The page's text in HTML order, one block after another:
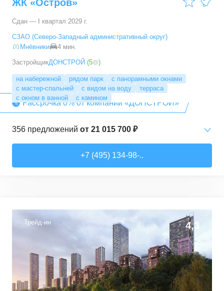
ЖК «Остров»
Сдан — I квартал 2029 г.
СЗАО (Северо-Западный административный округ)
Мнёвники
4 мин.
ЗастройщикДОНСТРОЙ (5 )
на набережной рядом парк
с панорамными окнами
с мастер-спальней
с видом на воду
терраса
с окном в ванной
с камином
Рассрочка 0% от компании «ДОНСТРОЙ»
356 предложений от 21 015 700 ₽
2-комн. кв. от 42 224 400 ₽
97 предложений
3-комн. кв. от 54 028 800 ₽
67,2– 147 77 предложений
+7 (495) 134-98-..
Трейд-ин 4,3